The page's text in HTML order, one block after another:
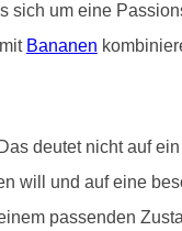
um eine
Bananen
deutet nicht auf
will und auf eine
passenden